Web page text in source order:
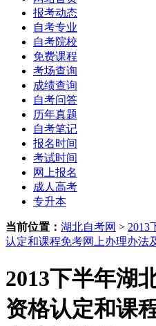
报考动态
自考专业
自考院校
免费课程
考场查询
成绩查询
自考问答
历年真题
自考笔记
报名时间
考试时间
网上报名
成人高考
专升本
当前位置： 湖北自考网 > 2013
认定和课程免考网上办理办法
2013下半年湖
资格认定和课